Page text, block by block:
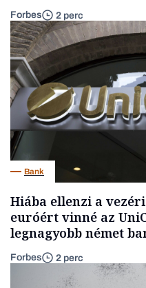
Forbes 2 perc
Bank
Hiába ellenzi a
euróért vinné az
legnagyobb német
Forbes 2 perc